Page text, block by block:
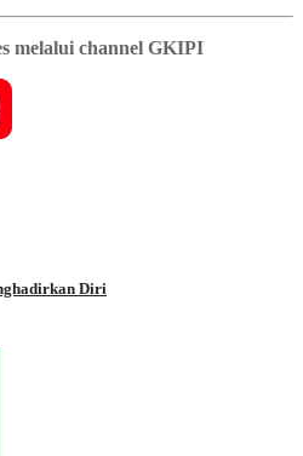
melalui channel GKIPI
Diri